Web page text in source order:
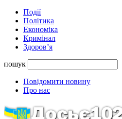
Події
Політика
Економіка
Кримінал
Здоров’я
пошук
Повідомити новину
Про нас